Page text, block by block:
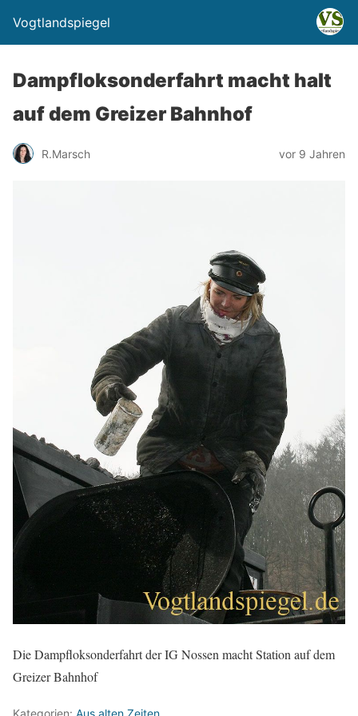
Vogtlandspiegel
Dampfloksonderfahrt macht halt
auf dem Greizer Bahnhof
R.Marsch vor 9 Jahren
Die Dampfloksonderfahrt der IG Nossen macht Station auf dem
Greizer Bahnhof
Kategorien: Aus alten Zeiten